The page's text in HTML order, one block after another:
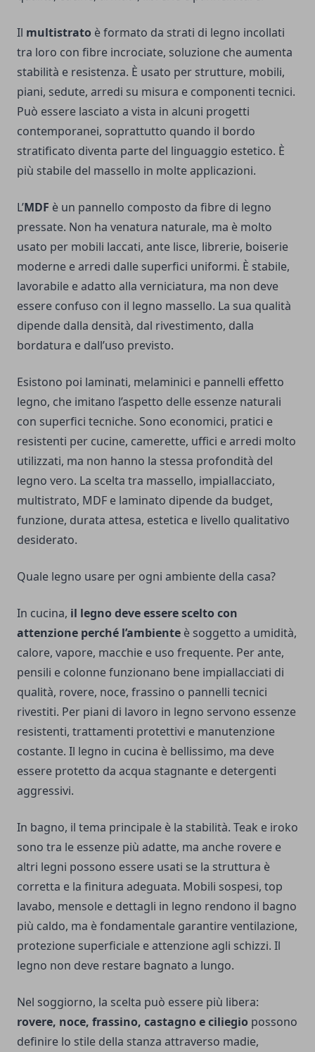
Il multistrato è formato da strati di legno incollati
tra loro con fibre incrociate, soluzione che aumenta
stabilità e resistenza. È usato per strutture, mobili,
piani, sedute, arredi su misura e componenti tecnici.
Può essere lasciato a vista in alcuni progetti
contemporanei, soprattutto quando il bordo
stratificato diventa parte del linguaggio estetico. È
più stabile del massello in molte applicazioni.
L’MDF è un pannello composto da fibre di legno
pressate. Non ha venatura naturale, ma è molto
usato per mobili laccati, ante lisce, librerie, boiserie
moderne e arredi dalle superfici uniformi. È stabile,
lavorabile e adatto alla verniciatura, ma non deve
essere confuso con il legno massello. La sua qualità
dipende dalla densità, dal rivestimento, dalla
bordatura e dall’uso previsto.
Esistono poi laminati, melaminici e pannelli effetto
legno, che imitano l’aspetto delle essenze naturali
con superfici tecniche. Sono economici, pratici e
resistenti per cucine, camerette, uffici e arredi molto
utilizzati, ma non hanno la stessa profondità del
legno vero. La scelta tra massello, impiallacciato,
multistrato, MDF e laminato dipende da budget,
funzione, durata attesa, estetica e livello qualitativo
desiderato.
Quale legno usare per ogni ambiente della casa?
In cucina, il legno deve essere scelto con
attenzione perché l’ambiente è soggetto a umidità,
calore, vapore, macchie e uso frequente. Per ante,
pensili e colonne funzionano bene impiallacciati di
qualità, rovere, noce, frassino o pannelli tecnici
rivestiti. Per piani di lavoro in legno servono essenze
resistenti, trattamenti protettivi e manutenzione
costante. Il legno in cucina è bellissimo, ma deve
essere protetto da acqua stagnante e detergenti
aggressivi.
In bagno, il tema principale è la stabilità. Teak e iroko
sono tra le essenze più adatte, ma anche rovere e
altri legni possono essere usati se la struttura è
corretta e la finitura adeguata. Mobili sospesi, top
lavabo, mensole e dettagli in legno rendono il bagno
più caldo, ma è fondamentale garantire ventilazione,
protezione superficiale e attenzione agli schizzi. Il
legno non deve restare bagnato a lungo.
Nel soggiorno, la scelta può essere più libera:
rovere, noce, frassino, castagno e ciliegio possono
definire lo stile della stanza attraverso madie,